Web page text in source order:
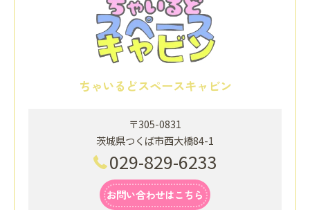
ちゃいるどスペースキャビン
〒305-0831
茨城県つくば市西大橋84-1
029-829-6233
お問い合わせはこちら